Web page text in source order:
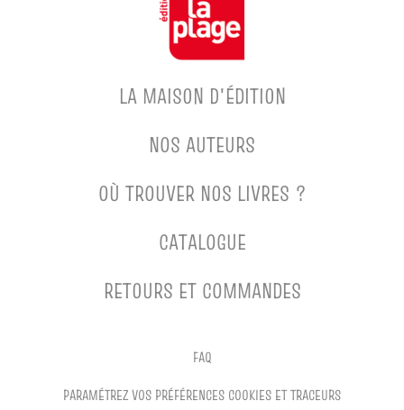
LA MAISON D'ÉDITION
NOS AUTEURS
OÙ TROUVER NOS LIVRES ?
CATALOGUE
RETOURS ET COMMANDES
FAQ
PARAMÉTREZ VOS PRÉFÉRENCES COOKIES ET TRACEURS